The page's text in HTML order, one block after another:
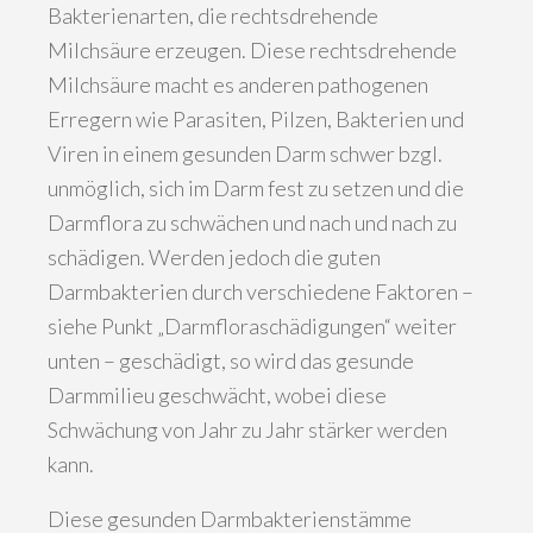
Bakterienarten, die rechtsdrehende
Milchsäure erzeugen. Diese rechtsdrehende
Milchsäure macht es anderen pathogenen
Erregern wie Parasiten, Pilzen, Bakterien und
Viren in einem gesunden Darm schwer bzgl.
unmöglich, sich im Darm fest zu setzen und die
Darmflora zu schwächen und nach und nach zu
schädigen. Werden jedoch die guten
Darmbakterien durch verschiedene Faktoren –
siehe Punkt „Darmfloraschädigungen“ weiter
unten – geschädigt, so wird das gesunde
Darmmilieu geschwächt, wobei diese
Schwächung von Jahr zu Jahr stärker werden
kann.
Diese gesunden Darmbakterienstämme